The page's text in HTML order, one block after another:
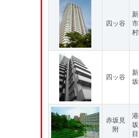
四ッ谷
四ッ谷
赤坂見
附
目